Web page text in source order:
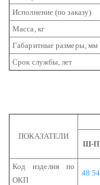
Исполнение (по заказу)
Масса, кг
Габаритные размеры, мм
Срок службы, лет
ПОКАЗАТЕЛИ
Ш-
Код изделия по
ОКП
48